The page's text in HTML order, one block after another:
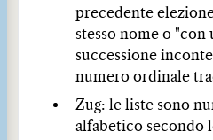
precedente
stesso nome o "con
successione
numero ordinale
Zug: le liste sono
alfabetico secondo